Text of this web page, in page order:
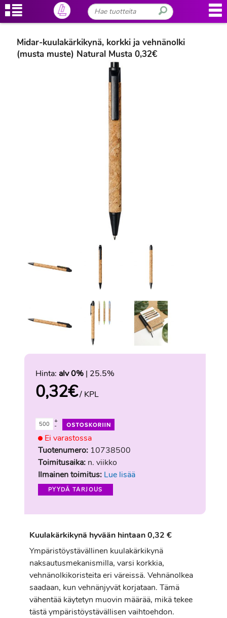
Midar-kuulakärkikynä, korkki ja vehnänolki
(musta muste) Natural Musta 0,32€
Hinta: alv 0% | 25.5%
0,32€/ KPL
-
+
Ei varastossa
Tuotenumero: 10738500
Toimitusaika: n. viikko
Ilmainen toimitus: Lue lisää
PYYDÄ TARJOUS
Kuulakärkikynä hyvään hintaan 0,32 €
Ympäristöystävällinen kuulakärkikynä
naksautusmekanismilla, varsi korkkia,
vehnänolkikoristeita eri väreissä. Vehnänolkea
saadaan, kun vehnänjyvät korjataan. Tämä
vähentää käytetyn muovin määrää, mikä tekee
tästä ympäristöystävällisen vaihtoehdon.